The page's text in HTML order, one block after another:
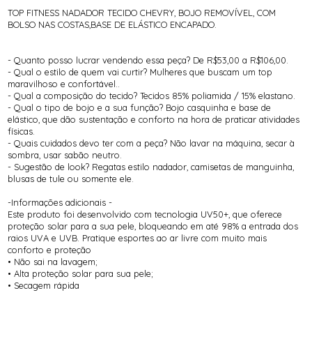
TOP FITNESS NADADOR TECIDO CHEVRY, BOJO REMOVÍVEL, COM
BOLSO NAS COSTAS,BASE DE ELÁSTICO ENCAPADO.
- Quanto posso lucrar vendendo essa peça? De R$53,00 a R$106,00.
- Qual o estilo de quem vai curtir? Mulheres que buscam um top
maravilhoso e confortável..
- Qual a composição do tecido? Tecidos 85% poliamida / 15% elastano.
- Qual o tipo de bojo e a sua função? Bojo casquinha e base de
elástico, que dão sustentação e conforto na hora de praticar atividades
físicas.
- Quais cuidados devo ter com a peça? Não lavar na máquina, secar à
sombra, usar sabão neutro.
- Sugestão de look? Regatas estilo nadador, camisetas de manguinha,
blusas de tule ou somente ele.
-Informações adicionais -
Este produto foi desenvolvido com tecnologia UV50+, que oferece
proteção solar para a sua pele, bloqueando em até 98% a entrada dos
raios UVA e UVB. Pratique esportes ao ar livre com muito mais
conforto e proteção
• Não sai na lavagem;
• Alta proteção solar para sua pele;
• Secagem rápida